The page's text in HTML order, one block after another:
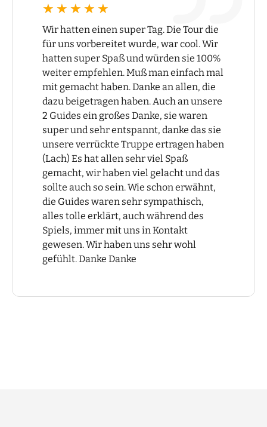
★★★★★
★★★★★
Wir hatten einen super Tag. Die Tour die
für uns vorbereitet wurde, war cool. Wir
hatten super Spaß und würden sie 100%
weiter empfehlen. Muß man einfach mal
mit gemacht haben. Danke an allen, die
dazu beigetragen haben. Auch an unsere
2 Guides ein großes Danke, sie waren
super und sehr entspannt, danke das sie
unsere verrückte Truppe ertragen haben
(Lach) Es hat allen sehr viel Spaß
gemacht, wir haben viel gelacht und das
sollte auch so sein. Wie schon erwähnt,
die Guides waren sehr sympathisch,
alles tolle erklärt, auch während des
Spiels, immer mit uns in Kontakt
gewesen. Wir haben uns sehr wohl
gefühlt. Danke Danke